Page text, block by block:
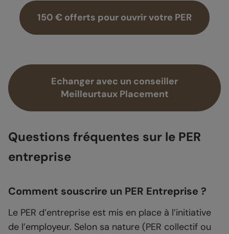
150 € offerts pour ouvrir votre PER
Echanger avec un conseiller
Meilleurtaux Placement
Questions fréquentes sur le PER
entreprise
Comment souscrire un PER Entreprise ?
Le PER d’entreprise est mis en place à l’initiative
de l’employeur. Selon sa nature (PER collectif ou